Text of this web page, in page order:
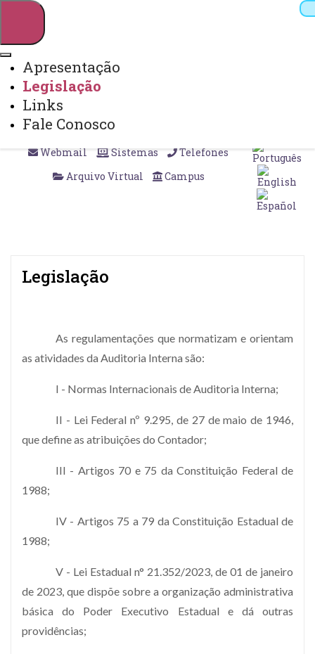
Webmail Sistemas
Telefones
Arquivo Virtual
Campus
Apresentação
Legislação
Links
Fale Conosco
Legislação
As regulamentações que normatizam e orientam
as atividades da Auditoria Interna são:
I - Normas Internacionais de Auditoria Interna;
II - Lei Federal nº 9.295, de 27 de maio de 1946,
que define as atribuições do Contador;
III - Artigos 70 e 75 da Constituição Federal de
1988;
IV - Artigos 75 a 79 da Constituição Estadual de
1988;
V - Lei Estadual n° 21.352/2023, de 01 de janeiro
de 2023, que dispõe sobre a organização administrativa
básica do Poder Executivo Estadual e dá outras
providências;